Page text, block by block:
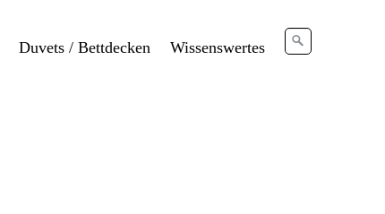
Duvets / Bettdecken Wissenswertes